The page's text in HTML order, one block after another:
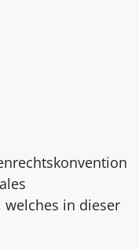
welches in dieser